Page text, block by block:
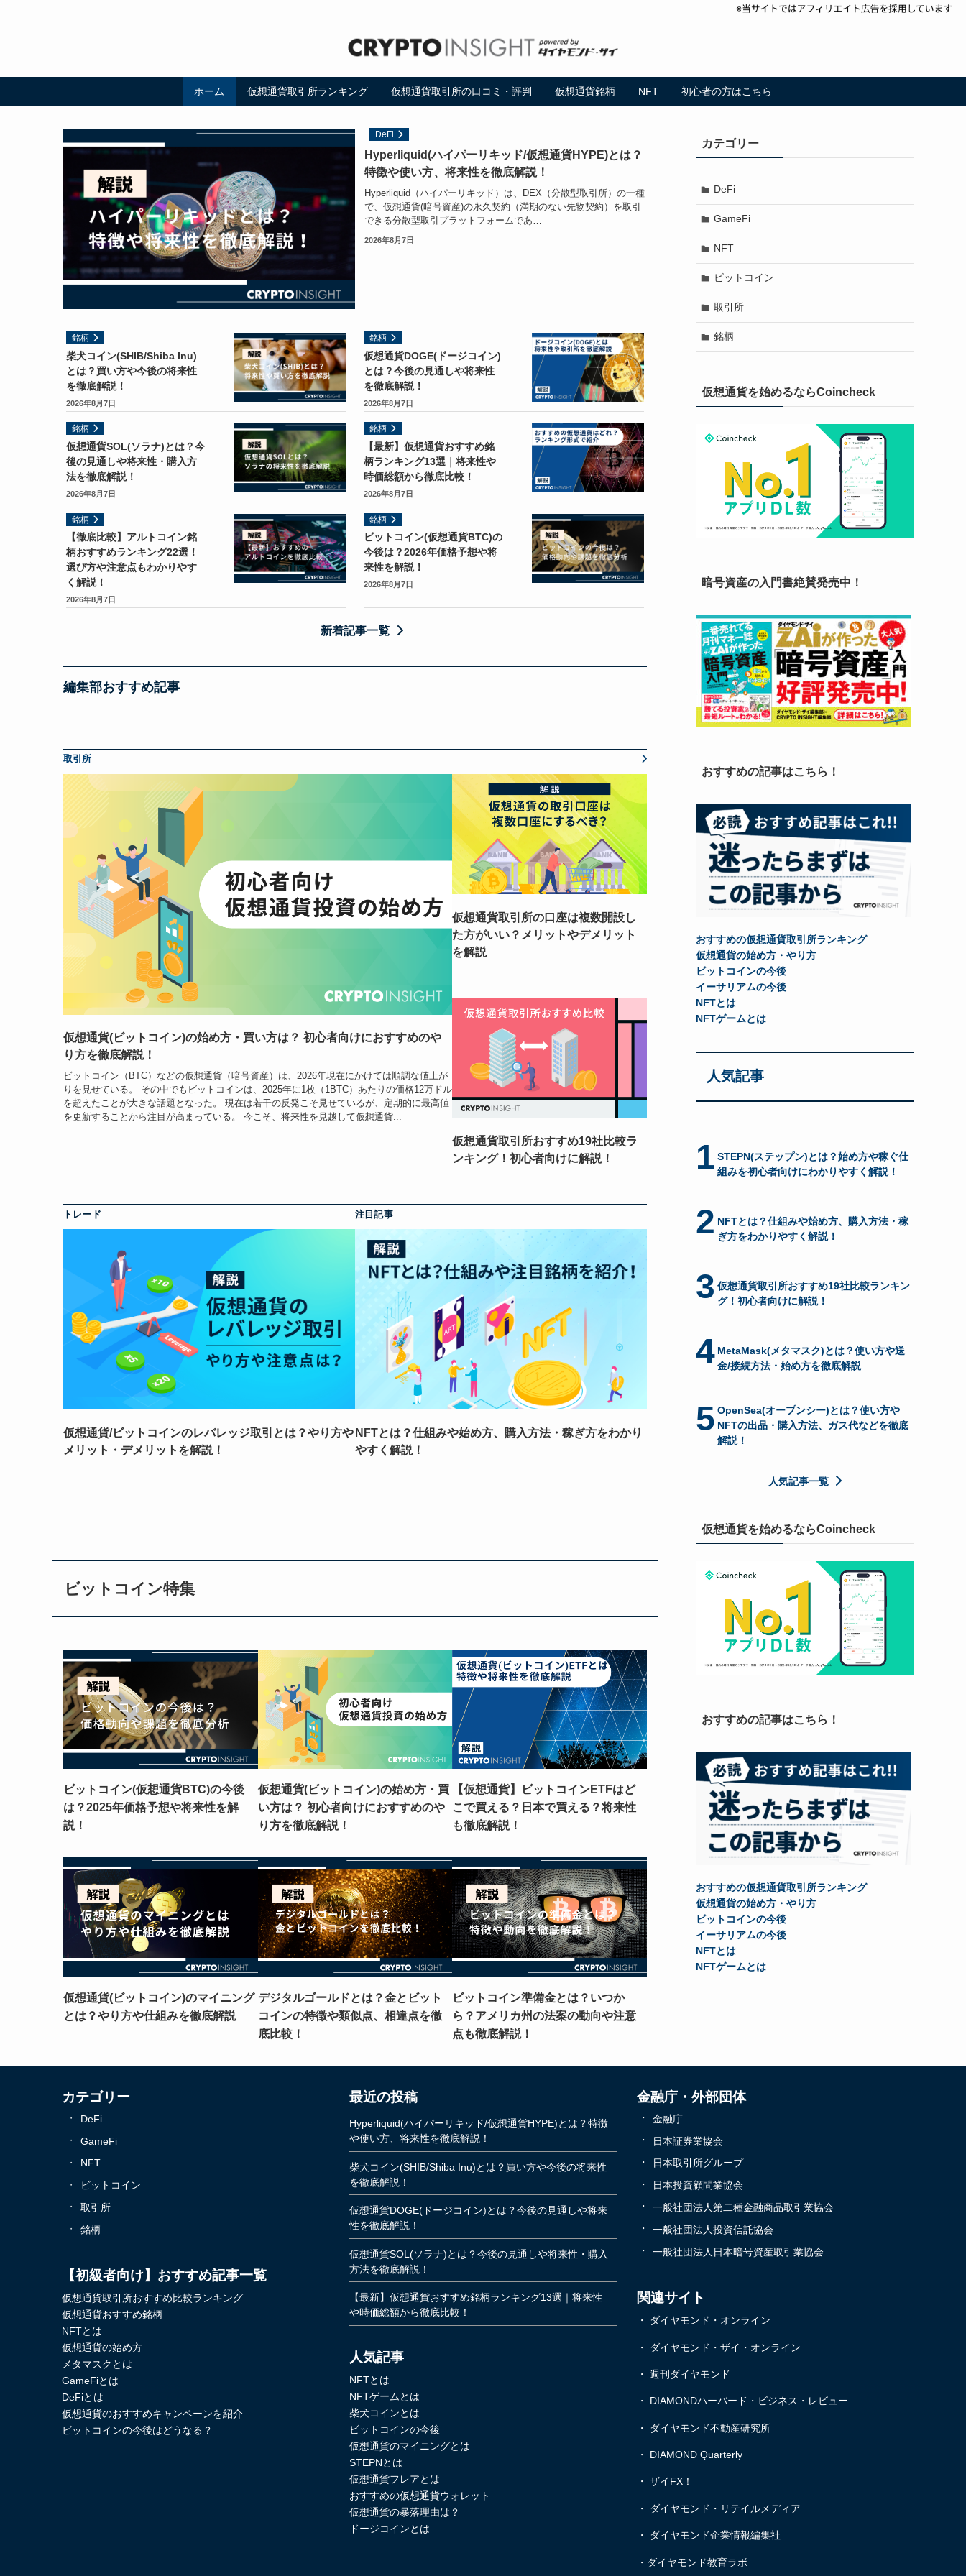
ホーム 仮想通貨取引所ランキング 仮想通貨取引所の口コミ・評判 仮想通貨銘柄 NFT 初心者の方はこちら
DeFi
Hyperliquid(ハイパーリキッド/仮想通貨HYPE)とは？
特徴や使い方、将来性を徹底解説！
Hyperliquid（ハイパーリキッド）は、DEX（分散型取引所）の一種
で、仮想通貨(暗号資産)の永久契約（満期のない先物契約）を取引
できる分散型取引プラットフォームであ…
2026年8月7日
銘柄
柴犬コイン(SHIB/Shiba Inu)
とは？買い方や今後の将来性
を徹底解説！
2026年8月7日
銘柄
仮想通貨DOGE(ドージコイン)
とは？今後の見通しや将来性
を徹底解説！
2026年8月7日
銘柄
仮想通貨SOL(ソラナ)とは？今
後の見通しや将来性・購入方
法を徹底解説！
2026年8月7日
銘柄
【最新】仮想通貨おすすめ銘
柄ランキング13選｜将来性や
時価総額から徹底比較！
2026年8月7日
銘柄
【徹底比較】アルトコイン銘
柄おすすめランキング22選！
選び方や注意点もわかりやす
く解説！
2026年8月7日
銘柄
ビットコイン(仮想通貨BTC)の
今後は？2026年価格予想や将
来性を解説！
2026年8月7日
新着記事一覧
編集部おすすめ記事
取引所
仮想通貨(ビットコイン)の始め方・買い方は？ 初心者向けにおすすめのや
り方を徹底解説！
ビットコイン（BTC）などの仮想通貨（暗号資産）は、2026年現在にかけては順調な値上が
りを見せている。 その中でもビットコインは、2025年に1枚（1BTC）あたりの価格12万ドル
を超えたことが大きな話題となった。 現在は若干の反発こそ見せているが、定期的に最高値
を更新することから注目が高まっている。 今こそ、将来性を見越して仮想通貨...
仮想通貨取引所の口座は複数開設し
た方がいい？メリットやデメリット
を解説
仮想通貨取引所おすすめ19社比較ラ
ンキング！初心者向けに解説！
トレード
仮想通貨/ビットコインのレバレッジ取引とは？やり方や
メリット・デメリットを解説！
注目記事
NFTとは？仕組みや始め方、購入方法・稼ぎ方をわかり
やすく解説！
ビットコイン特集
ビットコイン(仮想通貨BTC)の今後
は？2025年価格予想や将来性を解
説！
仮想通貨(ビットコイン)の始め方・買
い方は？ 初心者向けにおすすめのや
り方を徹底解説！
【仮想通貨】ビットコインETFはど
こで買える？日本で買える？将来性
も徹底解説！
仮想通貨(ビットコイン)のマイニング
とは？やり方や仕組みを徹底解説
デジタルゴールドとは？金とビット
コインの特徴や類似点、相違点を徹
底比較！
ビットコイン準備金とは？いつか
ら？アメリカ州の法案の動向や注意
点も徹底解説！
カテゴリー
DeFi
GameFi
NFT
ビットコイン
取引所
銘柄
仮想通貨を始めるならCoincheck
暗号資産の入門書絶賛発売中！
おすすめの記事はこちら！
おすすめの仮想通貨取引所ランキング
仮想通貨の始め方・やり方
ビットコインの今後
イーサリアムの今後
NFTとは
NFTゲームとは
人気記事
1 STEPN(ステップン)とは？始め方や稼ぐ仕
組みを初心者向けにわかりやすく解説！
2 NFTとは？仕組みや始め方、購入方法・稼
ぎ方をわかりやすく解説！
3 仮想通貨取引所おすすめ19社比較ランキン
グ！初心者向けに解説！
4 MetaMask(メタマスク)とは？使い方や送
金/接続方法・始め方を徹底解説
5 OpenSea(オープンシー)とは？使い方や
NFTの出品・購入方法、ガス代などを徹底
解説！
人気記事一覧
仮想通貨を始めるならCoincheck
おすすめの記事はこちら！
おすすめの仮想通貨取引所ランキング
仮想通貨の始め方・やり方
ビットコインの今後
イーサリアムの今後
NFTとは
NFTゲームとは
カテゴリー
DeFi
GameFi
NFT
ビットコイン
取引所
銘柄
【初級者向け】おすすめ記事一覧
仮想通貨取引所おすすめ比較ランキング
仮想通貨おすすめ銘柄
NFTとは
仮想通貨の始め方
メタマスクとは
GameFiとは
DeFiとは
仮想通貨のおすすめキャンペーンを紹介
ビットコインの今後はどうなる？
最近の投稿
Hyperliquid(ハイパーリキッド/仮想通貨HYPE)とは？特徴
や使い方、将来性を徹底解説！
柴犬コイン(SHIB/Shiba Inu)とは？買い方や今後の将来性
を徹底解説！
仮想通貨DOGE(ドージコイン)とは？今後の見通しや将来
性を徹底解説！
仮想通貨SOL(ソラナ)とは？今後の見通しや将来性・購入
方法を徹底解説！
【最新】仮想通貨おすすめ銘柄ランキング13選｜将来性
や時価総額から徹底比較！
人気記事
NFTとは
NFTゲームとは
柴犬コインとは
ビットコインの今後
仮想通貨のマイニングとは
STEPNとは
仮想通貨フレアとは
おすすめの仮想通貨ウォレット
仮想通貨の暴落理由は？
ドージコインとは
金融庁・外部団体
金融庁
日本証券業協会
日本取引所グループ
日本投資顧問業協会
一般社団法人第二種金融商品取引業協会
一般社団法人投資信託協会
一般社団法人日本暗号資産取引業協会
関連サイト
・ ダイヤモンド・オンライン
・ ダイヤモンド・ザイ・オンライン
・週刊ダイヤモンド
・ DIAMONDハーバード・ビジネス・レビュー
・ ダイヤモンド不動産研究所
・ DIAMOND Quarterly
・ザイFX！
・ ダイヤモンド・リテイルメディア
・ ダイヤモンド企業情報編集社
・ ダイヤモンド教育ラボ